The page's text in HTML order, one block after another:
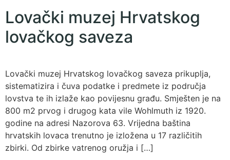
Lovački muzej Hrvatskog
lovačkog saveza
Lovački muzej Hrvatskog lovačkog saveza prikuplja,
sistematizira i čuva podatke i predmete iz područja
lovstva te ih izlaže kao povijesnu građu. Smješten je na
800 m2 prvog i drugog kata vile Wohlmuth iz 1920.
godine na adresi Nazorova 63. Vrijedna baština
hrvatskih lovaca trenutno je izložena u 17 različitih
zbirki. Od zbirke vatrenog oružja i […]